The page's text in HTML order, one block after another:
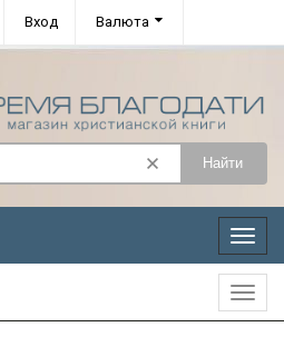
Вход Валюта
Найти
Меню